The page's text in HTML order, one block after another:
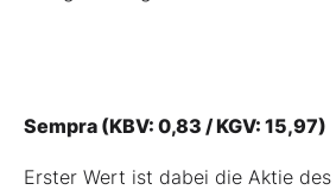
Sempra (KBV: 0,83 / KGV: 15,97)
Erster Wert ist dabei die Aktie des